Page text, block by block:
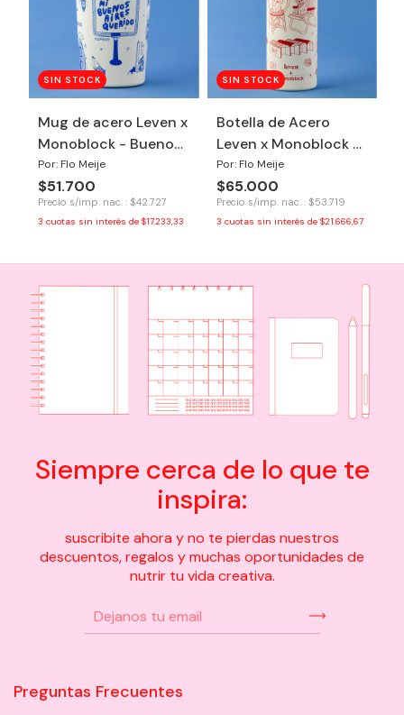
SIN STOCK
Mug de acero Leven x
Monoblock - Buenos
Aires
Por: Flo Meije
$51.700
Precio s/imp. nac. : $42.727
3 cuotas sin interés de $17.233,33
SIN STOCK
Botella de Acero
Leven x Monoblock -
Hola Verano
Por: Flo Meije
$65.000
Precio s/imp. nac. : $53.719
3 cuotas sin interés de $21.666,67
Siempre cerca de lo que te
inspira:
suscribite ahora y no te pierdas nuestros
descuentos, regalos y muchas oportunidades de
nutrir tu vida creativa.
Preguntas Frecuentes